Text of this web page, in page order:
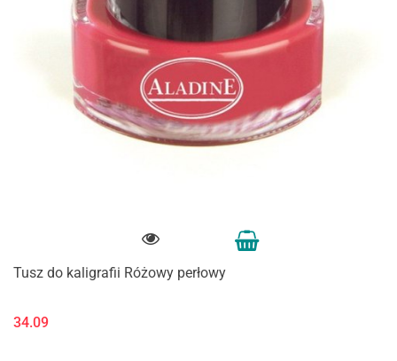
Tusz do kaligrafii Różowy perłowy
34.09